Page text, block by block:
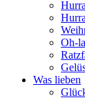
Oh-
Was lieben